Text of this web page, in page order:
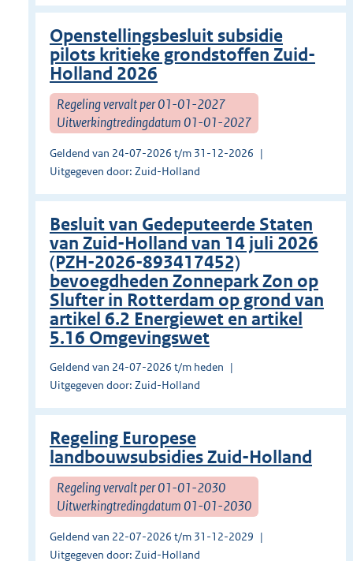
Openstellingsbesluit subsidie
pilots kritieke grondstoffen Zuid-
Holland 2026
Regeling vervalt per 01-01-2027
Uitwerkingtredingdatum 01-01-2027
Geldend van 24-07-2026 t/m 31-12-2026
Uitgegeven door: Zuid-Holland
Besluit van Gedeputeerde Staten
van Zuid-Holland van 14 juli 2026
(PZH-2026-893417452)
bevoegdheden Zonnepark Zon op
Slufter in Rotterdam op grond van
artikel 6.2 Energiewet en artikel
5.16 Omgevingswet
Geldend van 24-07-2026 t/m heden
Uitgegeven door: Zuid-Holland
Regeling Europese
landbouwsubsidies Zuid-Holland
Regeling vervalt per 01-01-2030
Uitwerkingtredingdatum 01-01-2030
Geldend van 22-07-2026 t/m 31-12-2029
Uitgegeven door: Zuid-Holland